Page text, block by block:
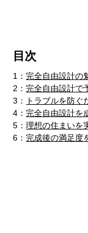
目次
1： 完全自由設計の
2： 完全自由設計で
3：
トラブルを防ぐ
4： 完全自由設計を
5：理想の住まいを
6： 完成後の満足度